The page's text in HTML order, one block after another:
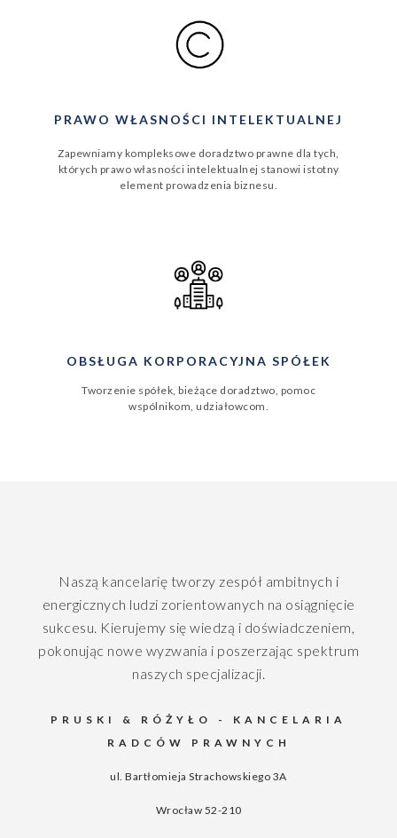
PRAWO WŁASNOŚCI INTELEKTUALNEJ
Zapewniamy kompleksowe doradztwo prawne dla tych,
których prawo własności intelektualnej stanowi istotny
element prowadzenia biznesu.
OBSŁUGA KORPORACYJNA SPÓŁEK
Tworzenie spółek, bieżące doradztwo, pomoc
wspólnikom, udziałowcom.
Naszą kancelarię tworzy zespół ambitnych i
energicznych ludzi zorientowanych na osiągnięcie
sukcesu. Kierujemy się wiedzą i doświadczeniem,
pokonując nowe wyzwania i poszerzając spektrum
naszych specjalizacji.
PRUSKI & RÓŻYŁO - KANCELARIA
RADCÓW PRAWNYCH
ul. Bartłomieja Strachowskiego 3A
Wrocław 52-210